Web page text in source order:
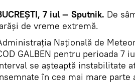
7 iul — Sputnik. De
de vreme extremă.
Națională de
GALBEN pentru perioada 7
se așteaptă instabilitate
în cea mai mare